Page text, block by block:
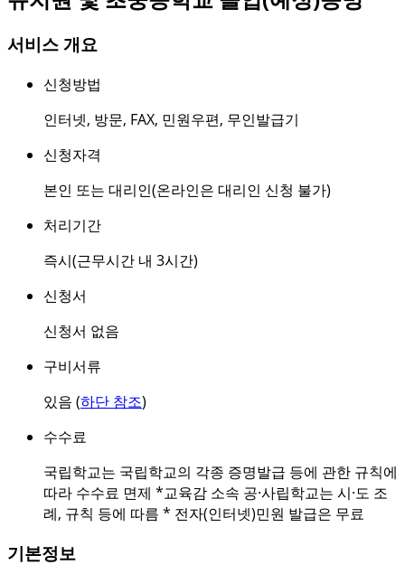
서비스 개요
신청방법
인터넷, 방문, FAX, 민원우편, 무인발급기
신청자격
본인 또는 대리인(온라인은 대리인 신청 불가)
처리기간
즉시(근무시간 내 3시간)
신청서
신청서 없음
구비서류
있음 (하단 참조)
수수료
국립학교는 국립학교의 각종 증명발급 등에 관한 규칙에
따라 수수료 면제 *교육감 소속 공·사립학교는 시·도 조
례, 규칙 등에 따름 * 전자(인터넷)민원 발급은 무료
기본정보